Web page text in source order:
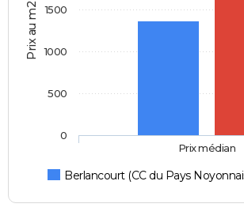
Prix au m2
Berlancourt (CC du Pays
Prix médian
0
500
1000
1500